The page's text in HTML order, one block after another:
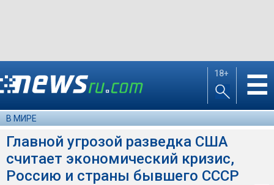
18+ ☰
В МИРЕ
Главной угрозой разведка США
считает экономический кризис,
Россию и страны бывшего СССР